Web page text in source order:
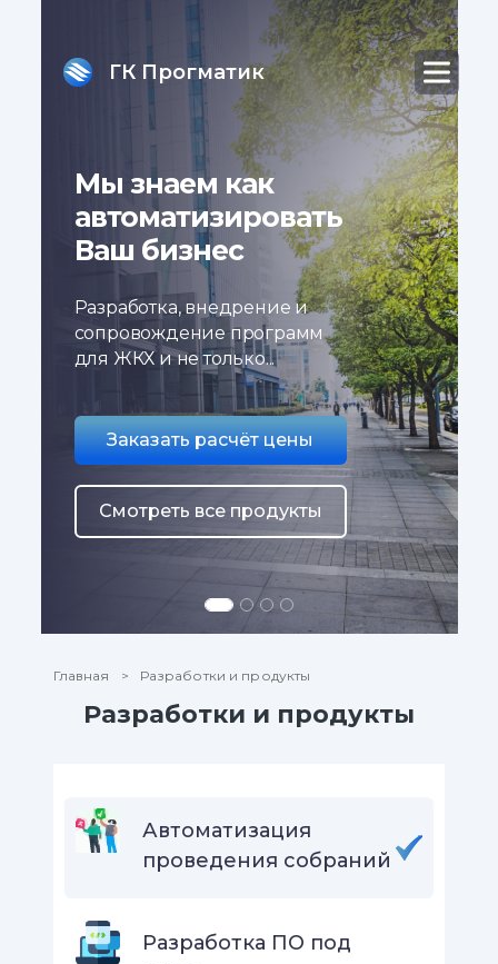
ГК Прогматик
Мы знаем как
автоматизировать
Ваш бизнес
Разработка, внедрение и
сопровождение программ
для ЖКХ и не только...
Заказать расчёт цены
Смотреть все продукты
Главная Разработки и продукты
Разработки и продукты
Разработка ПО под
Автоматизация
проведения собраний